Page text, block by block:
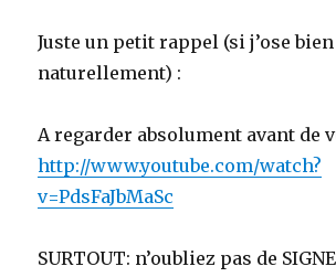
Juste un petit rappel (si j’ose bien
naturellement) :
A regarder absolument avant de
http://www.youtube.com/watch?
v=PdsFaJbMaSc
SURTOUT: n’oubliez pas de